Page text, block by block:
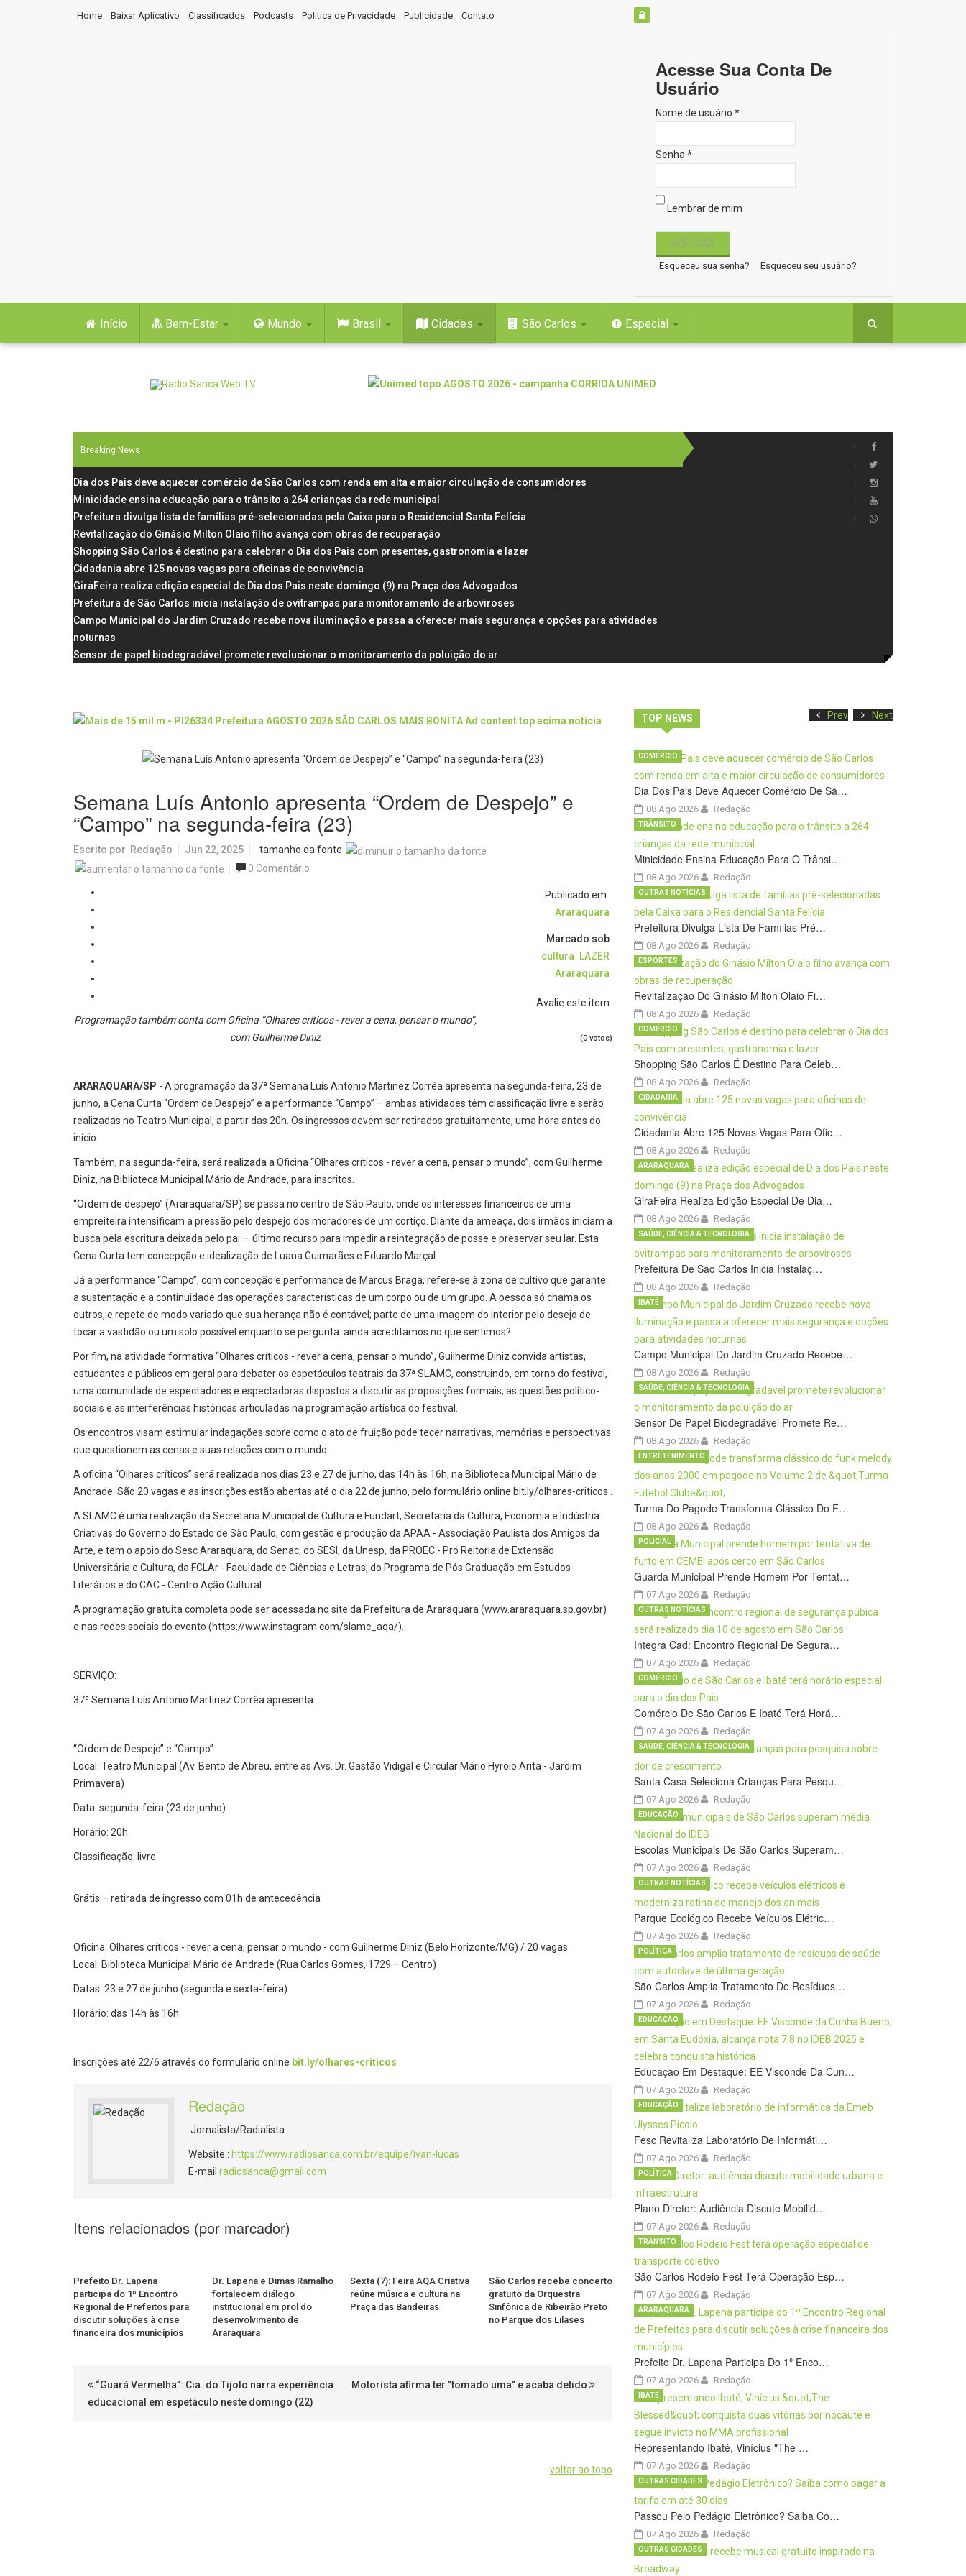
Home Baixar Aplicativo Classificados Podcasts Política de Privacidade Publicidade Contato
Acesse Sua Conta De
Usuário
Nome de usuário *
Senha *
Lembrar de mim
Esqueceu sua senha? Esqueceu seu usuário?
Início Bem-Estar Mundo Brasil Cidades São Carlos Especial
Breaking News
Dia dos Pais deve aquecer comércio de São Carlos com renda em alta e maior circulação de consumidores
Minicidade ensina educação para o trânsito a 264 crianças da rede municipal
Prefeitura divulga lista de famílias pré-selecionadas pela Caixa para o Residencial Santa Felícia
Revitalização do Ginásio Milton Olaio filho avança com obras de recuperação
Shopping São Carlos é destino para celebrar o Dia dos Pais com presentes, gastronomia e lazer
Cidadania abre 125 novas vagas para oficinas de convivência
GiraFeira realiza edição especial de Dia dos Pais neste domingo (9) na Praça dos Advogados
Prefeitura de São Carlos inicia instalação de ovitrampas para monitoramento de arboviroses
Campo Municipal do Jardim Cruzado recebe nova iluminação e passa a oferecer mais segurança e opções para atividades
noturnas
Sensor de papel biodegradável promete revolucionar o monitoramento da poluição do ar
Semana Luís Antonio apresenta “Ordem de Despejo” e
“Campo” na segunda-feira (23)
Escrito por Redação Jun 22, 2025
tamanho da fonte
0 Comentário
Publicado em
Araraquara
Marcado sob
cultura
LAZER
Araraquara
Avalie este item
(0 votos)
Programação também conta com Oficina “Olhares críticos - rever a cena, pensar o mundo”,
com Guilherme Diniz
ARARAQUARA/SP - A programação da 37ª Semana Luís Antonio Martinez Corrêa apresenta na segunda-feira, 23 de
junho, a Cena Curta “Ordem de Despejo” e a performance “Campo” – ambas atividades têm classificação livre e serão
realizadas no Teatro Municipal, a partir das 20h. Os ingressos devem ser retirados gratuitamente, uma hora antes do
início.
Também, na segunda-feira, será realizada a Oficina “Olhares críticos - rever a cena, pensar o mundo”, com Guilherme
Diniz, na Biblioteca Municipal Mário de Andrade, para inscritos.
“Ordem de despejo” (Araraquara/SP) se passa no centro de São Paulo, onde os interesses financeiros de uma
empreiteira intensificam a pressão pelo despejo dos moradores de um cortiço. Diante da ameaça, dois irmãos iniciam a
busca pela escritura deixada pelo pai — último recurso para impedir a reintegração de posse e preservar seu lar. Esta
Cena Curta tem concepção e idealização de Luana Guimarães e Eduardo Marçal.
Já a performance “Campo”, com concepção e performance de Marcus Braga, refere-se à zona de cultivo que garante
a sustentação e a continuidade das operações características de um corpo ou de um grupo. A pessoa só chama os
outros, e repete de modo variado que sua herança não é contável; parte de uma imagem do interior pelo desejo de
tocar a vastidão ou um solo possível enquanto se pergunta: ainda acreditamos no que sentimos?
Por fim, na atividade formativa “Olhares críticos - rever a cena, pensar o mundo”, Guilherme Diniz convida artistas,
estudantes e públicos em geral para debater os espetáculos teatrais da 37ª SLAMC, construindo, em torno do festival,
uma comunidade de espectadores e espectadoras dispostos a discutir as proposições formais, as questões político-
sociais e as interferências históricas articuladas na programação artística do festival.
Os encontros visam estimular indagações sobre como o ato de fruição pode tecer narrativas, memórias e perspectivas
que questionem as cenas e suas relações com o mundo.
A oficina “Olhares críticos” será realizada nos dias 23 e 27 de junho, das 14h às 16h, na Biblioteca Municipal Mário de
Andrade. São 20 vagas e as inscrições estão abertas até o dia 22 de junho, pelo formulário online bit.ly/olhares-criticos .
A SLAMC é uma realização da Secretaria Municipal de Cultura e Fundart, Secretaria da Cultura, Economia e Indústria
Criativas do Governo do Estado de São Paulo, com gestão e produção da APAA - Associação Paulista dos Amigos da
Arte, e tem o apoio do Sesc Araraquara, do Senac, do SESI, da Unesp, da PROEC - Pró Reitoria de Extensão
Universitária e Cultura, da FCLAr - Faculdade de Ciências e Letras, do Programa de Pós Graduação em Estudos
Literários e do CAC - Centro Ação Cultural.
A programação gratuita completa pode ser acessada no site da Prefeitura de Araraquara (www.araraquara.sp.gov.br)
e nas redes sociais do evento (https://www.instagram.com/slamc_aqa/).
SERVIÇO:
37ª Semana Luís Antonio Martinez Corrêa apresenta:
“Ordem de Despejo” e “Campo”
Local: Teatro Municipal (Av. Bento de Abreu, entre as Avs. Dr. Gastão Vidigal e Circular Mário Hyroio Arita - Jardim
Primavera)
Data: segunda-feira (23 de junho)
Horário: 20h
Classificação: livre
Grátis – retirada de ingresso com 01h de antecedência
Oficina: Olhares críticos - rever a cena, pensar o mundo - com Guilherme Diniz (Belo Horizonte/MG) / 20 vagas
Local: Biblioteca Municipal Mário de Andrade (Rua Carlos Gomes, 1729 – Centro)
Datas: 23 e 27 de junho (segunda e sexta-feira)
Horário: das 14h às 16h
Inscrições até 22/6 através do formulário online bit.ly/olhares-criticos
Redação
Jornalista/Radialista
Website.: https://www.radiosanca.com.br/equipe/ivan-lucas
E-mail radiosanca@gmail.com
Itens relacionados (por marcador)
Prefeito Dr. Lapena
participa do 1º Encontro
Regional de Prefeitos para
discutir soluções à crise
financeira dos municípios
Dr. Lapena e Dimas Ramalho
fortalecem diálogo
institucional em prol do
desenvolvimento de
Araraquara
Sexta (7): Feira AQA Criativa
reúne música e cultura na
Praça das Bandeiras
São Carlos recebe concerto
gratuito da Orquestra
Sinfônica de Ribeirão Preto
no Parque dos Lilases
“Guará Vermelha”: Cia. do Tijolo narra experiência
educacional em espetáculo neste domingo (22)
Motorista afirma ter "tomado uma" e acaba detido
voltar ao topo
TOP NEWS Prev Next
Dia Dos Pais Deve Aquecer Comércio De Sã…
08 Ago 2026
COMÉRCIO
Redação
Minicidade Ensina Educação Para O Trânsi…
08 Ago 2026
TRÂNSITO
Redação
Prefeitura Divulga Lista De Famílias Pré…
08 Ago 2026
OUTRAS NOTÍCIAS
Redação
Revitalização Do Ginásio Milton Olaio Fi…
08 Ago 2026
ESPORTES
Redação
Shopping São Carlos É Destino Para Celeb…
08 Ago 2026
COMÉRCIO
Redação
Cidadania Abre 125 Novas Vagas Para Ofic…
08 Ago 2026
CIDADANIA
Redação
GiraFeira Realiza Edição Especial De Dia…
08 Ago 2026
ARARAQUARA
Redação
Prefeitura De São Carlos Inicia Instalaç…
08 Ago 2026
SAÚDE, CIÊNCIA & TECNOLOGIA
Redação
Campo Municipal Do Jardim Cruzado Recebe…
08 Ago 2026
IBATÉ
Redação
Sensor De Papel Biodegradável Promete Re…
08 Ago 2026
SAÚDE, CIÊNCIA & TECNOLOGIA
Redação
Turma Do Pagode Transforma Clássico Do F…
08 Ago 2026
ENTRETENIMENTO
Redação
Guarda Municipal Prende Homem Por Tentat…
07 Ago 2026
POLICIAL
Redação
Integra Cad: Encontro Regional De Segura…
07 Ago 2026
OUTRAS NOTÍCIAS
Redação
Comércio De São Carlos E Ibaté Terá Horá…
07 Ago 2026
COMÉRCIO
Redação
Santa Casa Seleciona Crianças Para Pesqu…
07 Ago 2026
SAÚDE, CIÊNCIA & TECNOLOGIA
Redação
Escolas Municipais De São Carlos Superam…
07 Ago 2026
EDUCAÇÃO
Redação
Parque Ecológico Recebe Veículos Elétric…
07 Ago 2026
OUTRAS NOTÍCIAS
Redação
São Carlos Amplia Tratamento De Resíduos…
07 Ago 2026
POLÍTICA
Redação
Educação Em Destaque: EE Visconde Da Cun…
07 Ago 2026
EDUCAÇÃO
Redação
Fesc Revitaliza Laboratório De Informáti…
07 Ago 2026
EDUCAÇÃO
Redação
Plano Diretor: Audiência Discute Mobilid…
07 Ago 2026
POLÍTICA
Redação
São Carlos Rodeio Fest Terá Operação Esp…
07 Ago 2026
TRÂNSITO
Redação
Prefeito Dr. Lapena Participa Do 1º Enco…
07 Ago 2026
ARARAQUARA
Redação
Representando Ibaté, Vinícius "The …
07 Ago 2026
IBATÉ
Redação
Passou Pelo Pedágio Eletrônico? Saiba Co…
07 Ago 2026
OUTRAS CIDADES
Redação
OUTRAS CIDADES